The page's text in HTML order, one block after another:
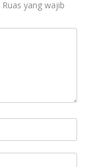
Ruas yang wajib